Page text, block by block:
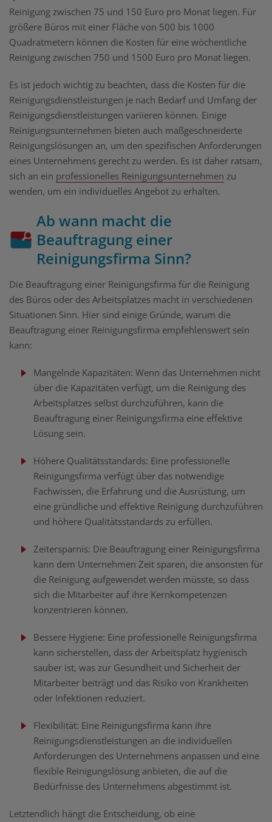
Reinigung zwischen 75 und 150 Euro pro Monat liegen. Für
größere Büros mit einer Fläche von 500 bis 1000
Quadratmetern können die Kosten für eine wöchentliche
Reinigung zwischen 750 und 1500 Euro pro Monat liegen.
Es ist jedoch wichtig zu beachten, dass die Kosten für die
Reinigungsdienstleistungen je nach Bedarf und Umfang der
Reinigungsdienstleistungen variieren können. Einige
Reinigungsunternehmen bieten auch maßgeschneiderte
Reinigungslösungen an, um den spezifischen Anforderungen
eines Unternehmens gerecht zu werden. Es ist daher ratsam,
sich an ein professionelles Reinigungsunternehmen zu
wenden, um ein individuelles Angebot zu erhalten.
Ab wann macht die
Beauftragung einer
Reinigungsfirma Sinn?
Die Beauftragung einer Reinigungsfirma für die Reinigung
des Büros oder des Arbeitsplatzes macht in verschiedenen
Situationen Sinn. Hier sind einige Gründe, warum die
Beauftragung einer Reinigungsfirma empfehlenswert sein
kann:
Mangelnde Kapazitäten: Wenn das Unternehmen nicht
über die Kapazitäten verfügt, um die Reinigung des
Arbeitsplatzes selbst durchzuführen, kann die
Beauftragung einer Reinigungsfirma eine effektive
Lösung sein.
Höhere Qualitätsstandards: Eine professionelle
Reinigungsfirma verfügt über das notwendige
Fachwissen, die Erfahrung und die Ausrüstung, um
eine gründliche und effektive Reinigung durchzuführen
und höhere Qualitätsstandards zu erfüllen.
Zeitersparnis: Die Beauftragung einer Reinigungsfirma
kann dem Unternehmen Zeit sparen, die ansonsten für
die Reinigung aufgewendet werden müsste, so dass
sich die Mitarbeiter auf ihre Kernkompetenzen
konzentrieren können.
Bessere Hygiene: Eine professionelle Reinigungsfirma
kann sicherstellen, dass der Arbeitsplatz hygienisch
sauber ist, was zur Gesundheit und Sicherheit der
Mitarbeiter beiträgt und das Risiko von Krankheiten
oder Infektionen reduziert.
Flexibilität: Eine Reinigungsfirma kann ihre
Reinigungsdienstleistungen an die individuellen
Anforderungen des Unternehmens anpassen und eine
flexible Reinigungslösung anbieten, die auf die
Bedürfnisse des Unternehmens abgestimmt ist.
Letztendlich hängt die Entscheidung, ob eine